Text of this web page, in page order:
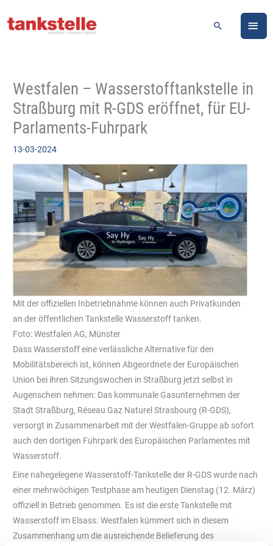
Inhalt
Suchen
Westfalen – Wasserstofftankstelle in
Straßburg mit R-GDS eröffnet, für EU-
Parlaments-Fuhrpark
13-03-2024
Mit der offiziellen Inbetriebnahme können auch Privatkunden
an der öffentlichen Tankstelle Wasserstoff tanken.
Foto: Westfalen AG, Münster
Dass Wasserstoff eine verlässliche Alternative für den
Mobilitätsbereich ist, können Abgeordnete der Europäischen
Union bei ihren Sitzungswochen in Straßburg jetzt selbst in
Augenschein nehmen: Das kommunale Gasunternehmen der
Stadt Straßburg, Réseau Gaz Naturel Strasbourg (R-GDS),
versorgt in Zusammenarbeit mit der Westfalen-Gruppe ab sofort
auch den dortigen Fuhrpark des Europäischen Parlamentes mit
Wasserstoff.
Eine nahegelegene Wasserstoff-Tankstelle der R-GDS wurde nach
einer mehrwöchigen Testphase am heutigen Dienstag (12. März)
offiziell in Betrieb genommen. Es ist die erste Tankstelle mit
Wasserstoff im Elsass. Westfalen kümmert sich in diesem
Zusammenhang um die ausreichende Belieferung des